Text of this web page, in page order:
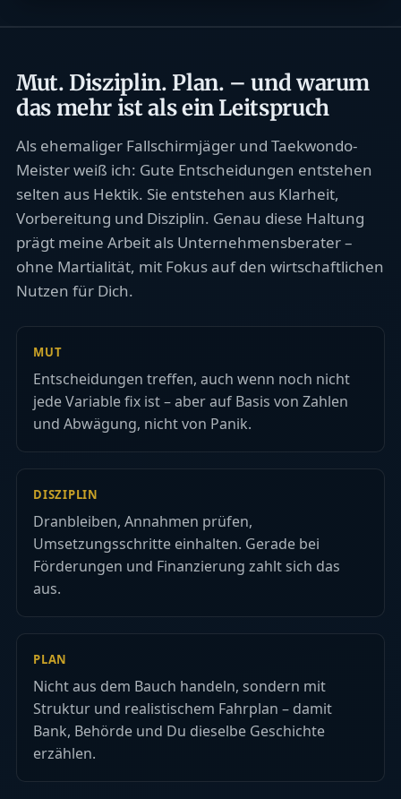
Mut. Disziplin. Plan. – und warum
das mehr ist als ein Leitspruch
Als ehemaliger Fallschirmjäger und Taekwondo-
Meister weiß ich: Gute Entscheidungen entstehen
selten aus Hektik. Sie entstehen aus Klarheit,
Vorbereitung und Disziplin. Genau diese Haltung
prägt meine Arbeit als Unternehmensberater –
ohne Martialität, mit Fokus auf den wirtschaftlichen
Nutzen für Dich.
MUT
Entscheidungen treffen, auch wenn noch nicht
jede Variable fix ist – aber auf Basis von Zahlen
und Abwägung, nicht von Panik.
DISZIPLIN
Dranbleiben, Annahmen prüfen,
Umsetzungsschritte einhalten. Gerade bei
Förderungen und Finanzierung zahlt sich das
aus.
PLAN
Nicht aus dem Bauch handeln, sondern mit
Struktur und realistischem Fahrplan – damit
Bank, Behörde und Du dieselbe Geschichte
erzählen.